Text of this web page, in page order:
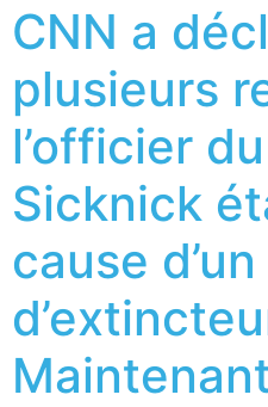
CNN a
plusieurs
l’officier
Sicknick
cause